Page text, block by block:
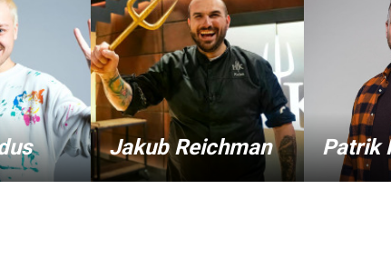
Jakub Reichman Patrik